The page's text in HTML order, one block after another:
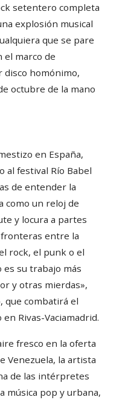
setentero completa
explosión musical
que se pare
el marco de
homónimo,
octubre de la mano
en España,
al festival Río Babel
de entender la
como un reloj de
y locura a partes
entre la
rock, el punk o el
es su trabajo más
y otras mierdas»,
que combatirá el
Rivas-Vaciamadrid.
fresco en la oferta
Venezuela, la artista
de las intérpretes
música pop y urbana,